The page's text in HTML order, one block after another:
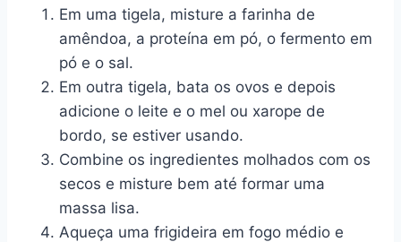
Em uma tigela, misture a farinha de
amêndoa, a proteína em pó, o fermento em
pó e o sal.
Em outra tigela, bata os ovos e depois
adicione o leite e o mel ou xarope de
bordo, se estiver usando.
Combine os ingredientes molhados com os
secos e misture bem até formar uma
massa lisa.
Aqueça uma frigideira em fogo médio e